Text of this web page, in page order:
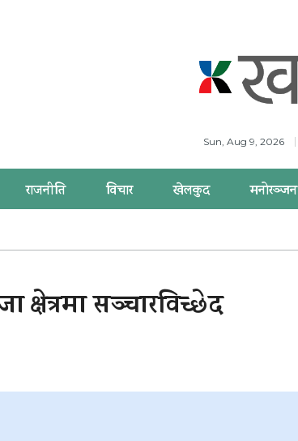
Sun, Aug 9, 2026
राजनीति विचार खेलकुद मनोरञ्जन
क्षेत्रमा सञ्चारविच्छेद